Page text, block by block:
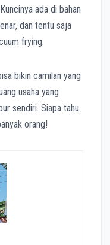
ada di bahan
dan tentu saja
frying.
bikin camilan yang
usaha yang
sendiri. Siapa tahu
orang!